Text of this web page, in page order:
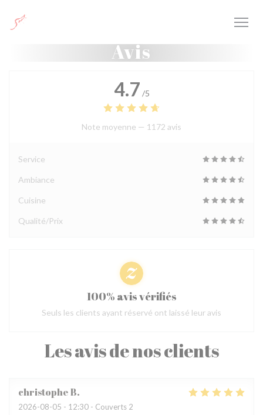
Avis
Les avis de nos clients
christopheB
2026-08-05 - 12:30 - Couverts 2
4.7 /5
Note moyenne — 1172 avis
Service
Ambiance
Cuisine
Qualité/Prix
100% avis vérifiés
Seuls les clients ayant réservé ont laissé leur avis